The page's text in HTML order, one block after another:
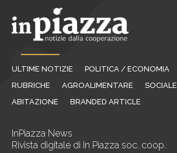
ULTIME NOTIZIE POLITICA / ECONOMIA
RUBRICHE
AGROALIMENTARE SOCIALE
ABITAZIONE
BRANDED ARTICLE
InPiazza News
Rivista digitale di In Piazza soc. coop.